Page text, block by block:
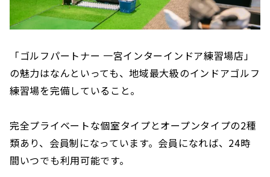
「ゴルフパートナー 一宮インターインドア練習場店」
の魅力はなんといっても、地域最大級のインドアゴルフ
練習場を完備していること。
完全プライベートな個室タイプとオープンタイプの2種
類あり、会員制になっています。会員になれば、24時
間いつでも利用可能です。